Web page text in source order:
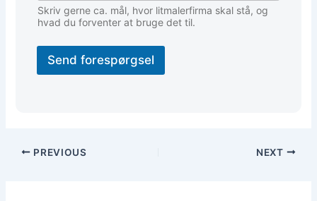
*
Skriv gerne ca. mål, hvor litmalerfirma skal stå, og
hvad du forventer at bruge det til.
Send forespørgsel
PREVIOUS NEXT